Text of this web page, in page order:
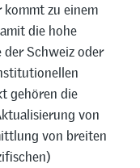
kommt zu einem
die hohe
Schweiz oder
gehören die
von
von breiten